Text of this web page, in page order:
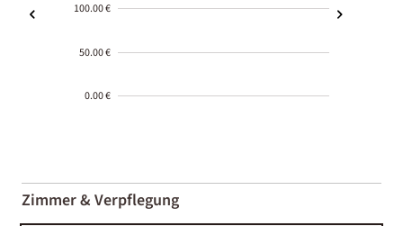
100.00 €
50.00 €
0.00 €
01-02
Zimmer & Verpflegung